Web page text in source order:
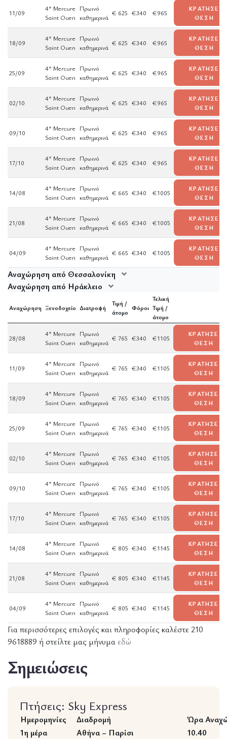
11/09
4* Mercure
Saint Ouen
Πρωινό
καθημερινά
€ 625 €340 €965
ΚΡΑΤΗΣΕ
ΘΕΣΗ
18/09
4* Mercure
Saint Ouen
Πρωινό
καθημερινά
€ 625 €340 €965
ΚΡΑΤΗΣΕ
ΘΕΣΗ
25/09
4* Mercure
Saint Ouen
Πρωινό
καθημερινά
€ 625 €340 €965
ΚΡΑΤΗΣΕ
ΘΕΣΗ
02/10
4* Mercure
Saint Ouen
Πρωινό
καθημερινά
€ 625 €340 €965
ΚΡΑΤΗΣΕ
ΘΕΣΗ
09/10
4* Mercure
Saint Ouen
Πρωινό
καθημερινά
€ 625 €340 €965
ΚΡΑΤΗΣΕ
ΘΕΣΗ
17/10
4* Mercure
Saint Ouen
Πρωινό
καθημερινά
€ 625 €340 €965
ΚΡΑΤΗΣΕ
ΘΕΣΗ
14/08
4* Mercure
Saint Ouen
Πρωινό
καθημερινά
€ 665 €340 €1005
ΚΡΑΤΗΣΕ
ΘΕΣΗ
21/08
4* Mercure
Saint Ouen
Πρωινό
καθημερινά
€ 665 €340 €1005
ΚΡΑΤΗΣΕ
ΘΕΣΗ
04/09
4* Mercure
Saint Ouen
Πρωινό
καθημερινά
€ 665 €340 €1005
ΚΡΑΤΗΣΕ
ΘΕΣΗ
Αναχώρηση από Θεσσαλονίκη
Αναχώρηση από Ηράκλειο
Αναχώρηση Ξενοδοχείο Διατροφή
Τιμή /
άτομο
Φόροι
Τελική
Τιμή /
άτομο
28/08
4* Mercure
Saint Ouen
Πρωινό
καθημερινά
€ 765 €340 €1105
ΚΡΑΤΗΣΕ
ΘΕΣΗ
11/09
4* Mercure
Saint Ouen
Πρωινό
καθημερινά
€ 765 €340 €1105
ΚΡΑΤΗΣΕ
ΘΕΣΗ
18/09
4* Mercure
Saint Ouen
Πρωινό
καθημερινά
€ 765 €340 €1105
ΚΡΑΤΗΣΕ
ΘΕΣΗ
25/09
4* Mercure
Saint Ouen
Πρωινό
καθημερινά
€ 765 €340 €1105
ΚΡΑΤΗΣΕ
ΘΕΣΗ
02/10
4* Mercure
Saint Ouen
Πρωινό
καθημερινά
€ 765 €340 €1105
ΚΡΑΤΗΣΕ
ΘΕΣΗ
09/10
4* Mercure
Saint Ouen
Πρωινό
καθημερινά
€ 765 €340 €1105
ΚΡΑΤΗΣΕ
ΘΕΣΗ
17/10
4* Mercure
Saint Ouen
Πρωινό
καθημερινά
€ 765 €340 €1105
ΚΡΑΤΗΣΕ
ΘΕΣΗ
14/08
4* Mercure
Saint Ouen
Πρωινό
καθημερινά
€ 805 €340 €1145
ΚΡΑΤΗΣΕ
ΘΕΣΗ
21/08
4* Mercure
Saint Ouen
Πρωινό
καθημερινά
€ 805 €340 €1145
ΚΡΑΤΗΣΕ
ΘΕΣΗ
04/09
4* Mercure
Saint Ouen
Πρωινό
καθημερινά
€ 805 €340 €1145
ΚΡΑΤΗΣΕ
ΘΕΣΗ
Για περισσότερες επιλογές και πληροφορίες καλέστε 210
9618889 ή στείλτε μας μήνυμα εδώ
Σημειώσεις
Πτήσεις: Sky Express
Ημερομηνίες Διαδρομή
Ώρα
1η μέρα
Αθήνα – Παρίσι
10.40